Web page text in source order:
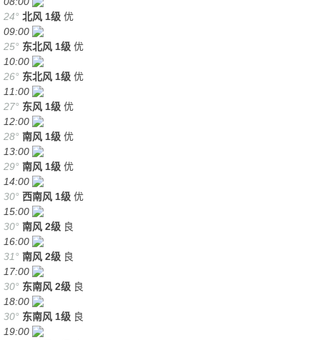
24° 北风 1级 优
09:00
25° 东北风 1级 优
10:00
26° 东北风 1级 优
11:00
27° 东风 1级 优
12:00
28° 南风 1级 优
13:00
29° 南风 1级 优
14:00
30° 西南风 1级 优
15:00
30° 南风 2级 良
16:00
31° 南风 2级 良
17:00
30° 东南风 2级 良
18:00
30° 东南风 1级 良
19:00